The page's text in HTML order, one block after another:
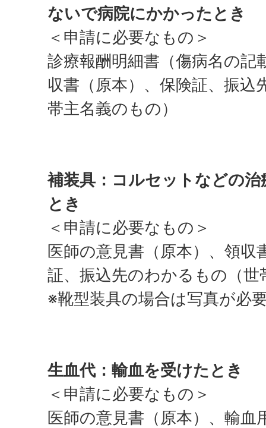
ないで病院にかかったとき
＜申請に必要なもの＞
診療報酬明細書（傷病名の記
収書（原本）、保険証、振込
帯主名義のもの）
補装具：コルセットなどの
とき
＜申請に必要なもの＞
医師の意見書（原本）、領収
証、振込先のわかるもの（世
※靴型装具の場合は写真が必
生血代：輸血を受けたとき
＜申請に必要なもの＞
医師の意見書（原本）、輸血